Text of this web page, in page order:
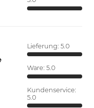
Lieferung: 5.0
Ware: 5.0
Kundenservice:
5.0